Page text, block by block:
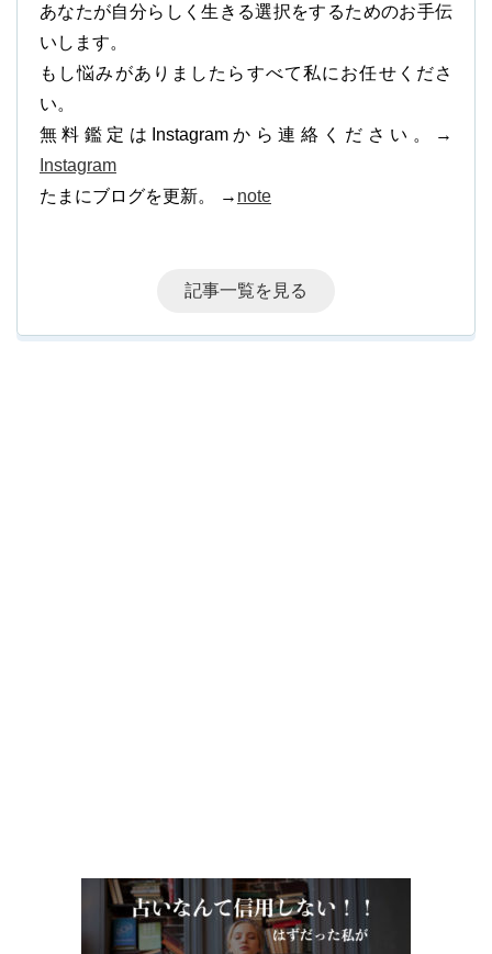
あなたが自分らしく生きる選択をするためのお手伝
いします。
もし悩みがありましたらすべて私にお任せくださ
い。
無料鑑定はInstagramから連絡ください。→
Instagram
たまにブログを更新。 → note
記事一覧を見る